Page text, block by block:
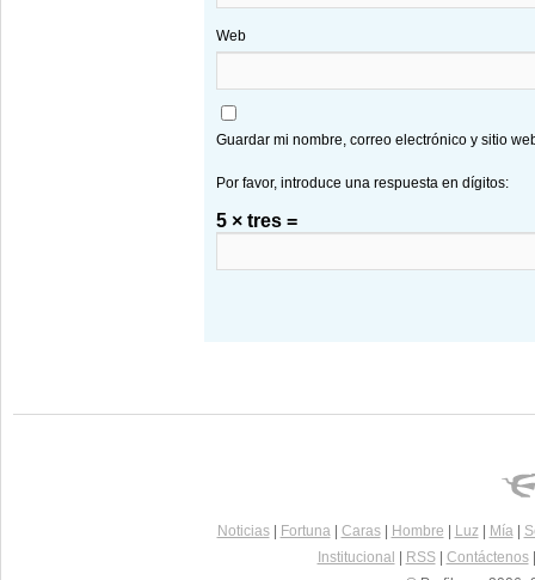
Web
Guardar mi nombre, correo electrónico y sitio
Por favor, introduce una respuesta en dígitos:
5 × tres =
Noticias| Fortuna| Caras| Hombre Luz| Mía|
Institucional
RSS| Contáctenos